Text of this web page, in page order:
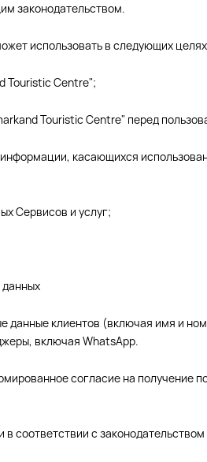
законодательством.
использовать в следующих
Touristic Centre";
Touristic Centre" перед
касающихся
Сервисов и услуг;
клиентов (включая имя и
включая WhatsApp.
согласие на получение
соответствии с